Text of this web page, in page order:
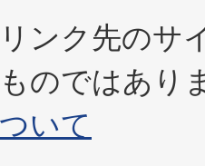
ンク先のサ
のではあり
いて